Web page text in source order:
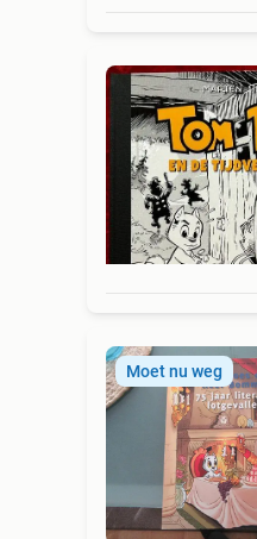
Moet nu weg